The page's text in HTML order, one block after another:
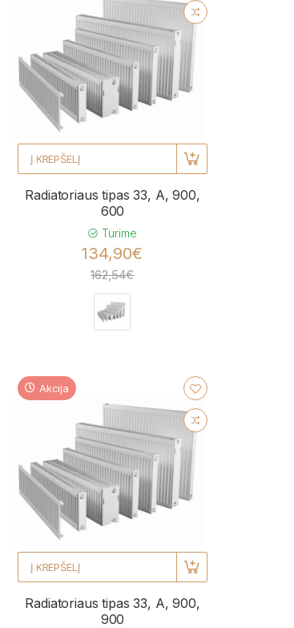
Į KREPŠELĮ
Radiatoriaus tipas 33, A, 900,
600
Turime
134,90€
162,54€
Akcija
Į KREPŠELĮ
Radiatoriaus tipas 33, A, 900,
900